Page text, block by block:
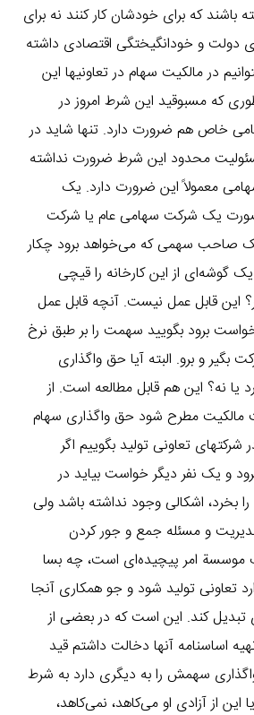
باشند که برای خودشان کار کنند نه برای
دولت و خودانگیختگی اقتصادی داشته
در مالکیت سهام در تعاونیها این
که مسبوقید این شرط امروز در
خاص هم ضرورت دارد. تنها شاید در
محدود این شرط ضرورت نداشته
معمولاً این ضرورت دارد. یک
صورت یک شرکت سهامی عام یا شرکت
صاحب سهمی که می‌خواهد برود چکار
یک گوشه‌ای از این کارخانه را قیچی
این قابل عمل نیست. آنچه قابل عمل
برود بگویید سهمت را بر طبق نرخ
بگیر و برو. البته آیا حق واگذاری
یا نه؟ این هم قابل مطالعه است. از
مالکیت مطرح شود حق واگذاری سهام
شرکتهای تعاونی تولید بگوییم اگر
و یک نفر دیگر خواست بیاید در
بخرد، اشکالی وجود نداشته باشد ولی
و مسئله جمع و جور کردن
موسسة امر پیچیده‌ای است، چه بسا
تعاونی تولید شود و جو همکاری آنجا
تبدیل کند. این است که در بعضی از
اساسنامه آنها دخالت داشتم قید
سهمش را به دیگری دارد به شرط
از آزادی او می‌کاهد، نمی‌کاهد،